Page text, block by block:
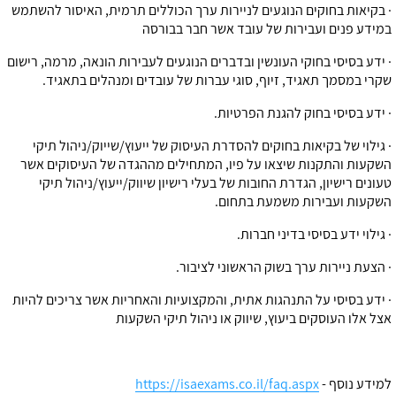
· בקיאות בחוקים הנוגעים לניירות ערך הכוללים תרמית, האיסור להשתמש
במידע פנים ועבירות של עובד אשר חבר בבורסה
· ידע בסיסי בחוקי העונשין ובדברים הנוגעים לעבירות הונאה, מרמה, רישום
שקרי במסמך תאגיד, זיוף, סוגי עברות של עובדים ומנהלים בתאגיד.
· ידע בסיסי בחוק להגנת הפרטיות.
· גילוי של בקיאות בחוקים להסדרת העיסוק של ייעוץ/שייוק/ניהול תיקי
השקעות והתקנות שיצאו על פיו, המתחילים מההגדה של העיסוקים אשר
טעונים רישיון, הגדרת החובות של בעלי רישיון שיווק/ייעוץ/ניהול תיקי
השקעות ועבירות משמעת בתחום.
· גילוי ידע בסיסי בדיני חברות.
· הצעת ניירות ערך בשוק הראשוני לציבור.
· ידע בסיסי על התנהגות אתית, והמקצועיות והאחריות אשר צריכים להיות
אצל אלו העוסקים ביעוץ, שיווק או ניהול תיקי השקעות
למידע נוסף -https://isaexams.co.il/faq.aspx